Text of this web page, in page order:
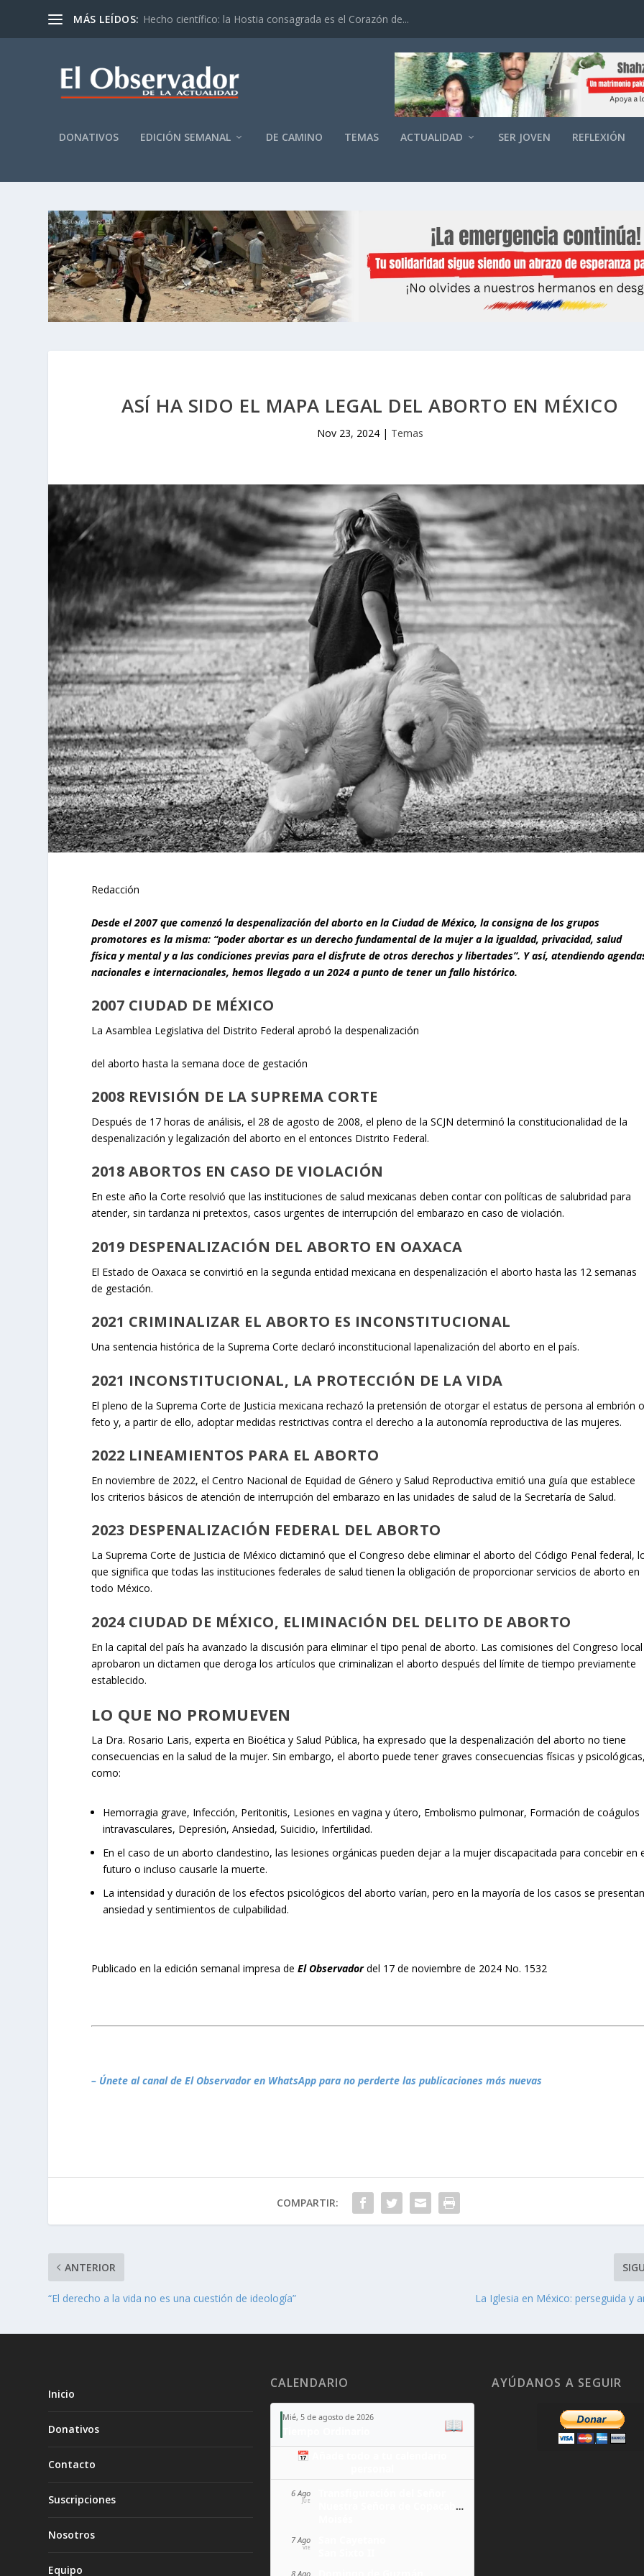
MÁS LEÍDOS: Hecho científico: la Hostia consagrada es el Corazón de...
DONATIVOS EDICIÓN SEMANAL DE CAMINO TEMAS ACTUALIDAD SER JOVEN REFLEXIÓN
ASÍ HA SIDO EL MAPA LEGAL DEL ABORTO EN MÉXICO
Nov 23, 2024| Temas
Redacción
Desde el 2007 que comenzó la despenalización del aborto en la Ciudad de México, la consigna de los grupos
promotores es la misma: “poder abortar es un derecho fundamental de la mujer a la igualdad, privacidad, salud
física y mental y a las condiciones previas para el disfrute de otros derechos y libertades”. Y así, atendiendo
nacionales e internacionales, hemos llegado a un 2024 a punto de tener un fallo histórico.
2007 CIUDAD DE MÉXICO
La Asamblea Legislativa del Distrito Federal aprobó la despenalización
del aborto hasta la semana doce de gestación
2008 REVISIÓN DE LA SUPREMA CORTE
Después de 17 horas de análisis, el 28 de agosto de 2008, el pleno de la SCJN determinó la constitucionalidad de la
despenalización y legalización del aborto en el entonces Distrito Federal.
2018 ABORTOS EN CASO DE VIOLACIÓN
En este año la Corte resolvió que las instituciones de salud mexicanas deben contar con políticas de salubridad para
atender, sin tardanza ni pretextos, casos urgentes de interrupción del embarazo en caso de violación.
2019 DESPENALIZACIÓN DEL ABORTO EN OAXACA
El Estado de Oaxaca se convirtió en la segunda entidad mexicana en despenalización el aborto hasta las 12 semanas
de gestación.
2021 CRIMINALIZAR EL ABORTO ES INCONSTITUCIONAL
Una sentencia histórica de la Suprema Corte declaró inconstitucional lapenalización del aborto en el país.
2021 INCONSTITUCIONAL, LA PROTECCIÓN DE LA VIDA
El pleno de la Suprema Corte de Justicia mexicana rechazó la pretensión de otorgar el estatus de persona al embrión
feto y, a partir de ello, adoptar medidas restrictivas contra el derecho a la autonomía reproductiva de las mujeres.
2022 LINEAMIENTOS PARA EL ABORTO
En noviembre de 2022, el Centro Nacional de Equidad de Género y Salud Reproductiva emitió una guía que establece
los criterios básicos de atención de interrupción del embarazo en las unidades de salud de la Secretaría de Salud.
2023 DESPENALIZACIÓN FEDERAL DEL ABORTO
La Suprema Corte de Justicia de México dictaminó que el Congreso debe eliminar el aborto del Código Penal federal,
que significa que todas las instituciones federales de salud tienen la obligación de proporcionar servicios de aborto en
todo México.
2024 CIUDAD DE MÉXICO, ELIMINACIÓN DEL DELITO DE ABORTO
En la capital del país ha avanzado la discusión para eliminar el tipo penal de aborto. Las comisiones del Congreso local
aprobaron un dictamen que deroga los artículos que criminalizan el aborto después del límite de tiempo previamente
establecido.
LO QUE NO PROMUEVEN
La Dra. Rosario Laris, experta en Bioética y Salud Pública, ha expresado que la despenalización del aborto no tiene
consecuencias en la salud de la mujer. Sin embargo, el aborto puede tener graves consecuencias físicas y
como:
Hemorragia grave, Infección, Peritonitis, Lesiones en vagina y útero, Embolismo pulmonar, Formación de coágulos
intravasculares, Depresión, Ansiedad, Suicidio, Infertilidad.
En el caso de un aborto clandestino, las lesiones orgánicas pueden dejar a la mujer discapacitada para concebir en
futuro o incluso causarle la muerte.
La intensidad y duración de los efectos psicológicos del aborto varían, pero en la mayoría de los casos se
ansiedad y sentimientos de culpabilidad.
Publicado en la edición semanal impresa deEl Observadordel 17 de noviembre de 2024 No. 1532
– Únete al canal de El Observador en WhatsApp para no perderte las publicaciones más nuevas
COMPARTIR:
ANTERIOR
“El derecho a la vida no es una cuestión de ideología” La Iglesia en México: perseguida y
Inicio
Donativos
Contacto
Suscripciones
Nosotros
Equipo
CALENDARIO
Mié, 5 de agosto de 2026 📖
📅 Añade todo a tu calendario
6 Ago
JUE Nuestra Señora de Copacabana
7 Ago
VIE
8 Ago
AYÚDANOS A SEGUIR